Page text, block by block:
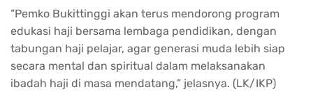
“Pemko Bukittinggi akan terus mendorong program
edukasi haji bersama lembaga pendidikan, dengan
tabungan haji pelajar, agar generasi muda lebih siap
secara mental dan spiritual dalam melaksanakan
ibadah haji di masa mendatang,” jelasnya. (LK/IKP)